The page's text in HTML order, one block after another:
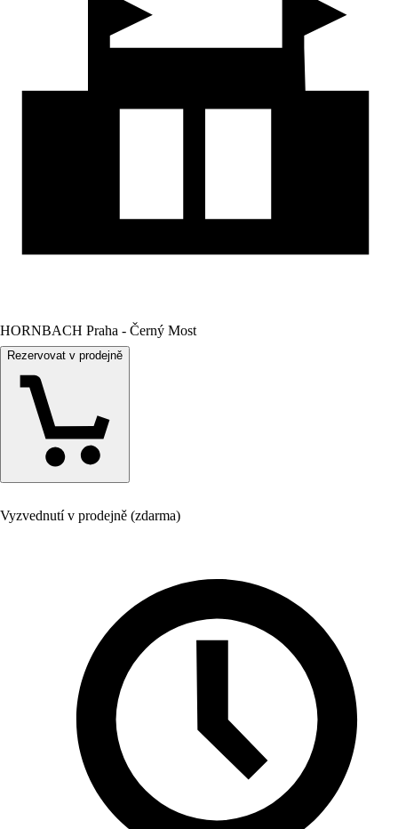
HORNBACH Praha - Černý Most
Rezervovat v prodejně
Vyzvednutí v prodejně (zdarma)